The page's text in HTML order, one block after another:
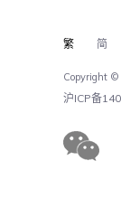
繁 简
Copyright
沪ICP备